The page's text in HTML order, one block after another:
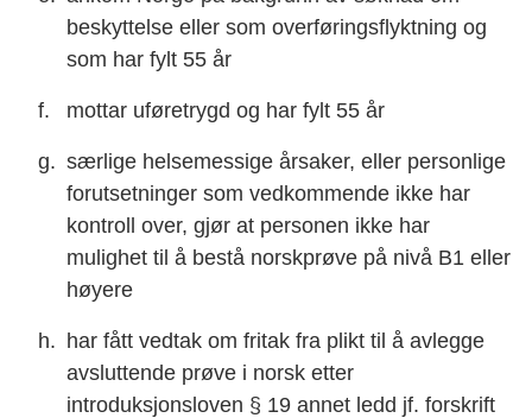
beskyttelse eller som overføringsflyktning og
som har fylt 55 år
mottar uføretrygd og har fylt 55 år
særlige helsemessige årsaker, eller personlige
forutsetninger som vedkommende ikke har
kontroll over, gjør at personen ikke har
mulighet til å bestå norskprøve på nivå B1 eller
høyere
har fått vedtak om fritak fra plikt til å avlegge
avsluttende prøve i norsk etter
introduksjonsloven § 19 annet ledd jf. forskrift